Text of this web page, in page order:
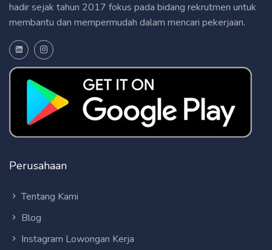
hadir sejak tahun 2017 fokus pada bidang rekrutmen untuk
membantu dan mempermudah dalam mencari pekerjaan.
Perusahaan
Tentang Kami
Blog
Instagram Lowongan Kerja